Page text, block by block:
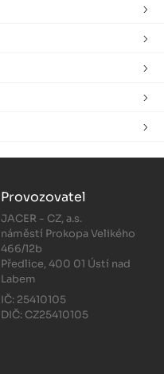
Provozovatel
JACER - CZ, a.s.
náměstí Prokopa Velikého
466/12b
Předlice, 400 01 Ústí nad
Labem
IČ: 25410105
DIČ: CZ25410105